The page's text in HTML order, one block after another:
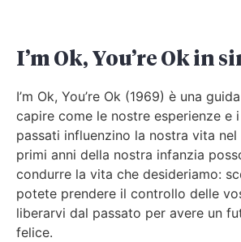
I’m Ok, You’re Ok in
I’m Ok, You’re Ok (1969) è una
capire come le nostre esperienze e
passati influenzino la nostra vita nel
primi anni della nostra infanzia
condurre la vita che desideriamo:
potete prendere il controllo delle
liberarvi dal passato per avere un
felice.